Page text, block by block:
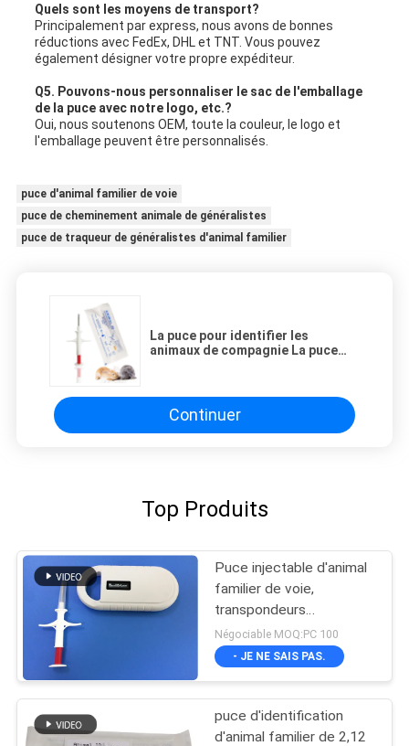
Quels sont les moyens de transport?
Principalement par express, nous avons de bonnes
réductions avec FedEx, DHL et TNT. Vous pouvez
également désigner votre propre expéditeur.
Q5. Pouvons-nous personnaliser le sac de l'emballage
de la puce avec notre logo, etc.?
Oui, nous soutenons OEM, toute la couleur, le logo et
l'emballage peuvent être personnalisés.
puce d'animal familier de voie
puce de cheminement animale de généralistes
puce de traqueur de généralistes d'animal familier
La puce pour identifier les
animaux de compagnie La puce
marché
Continuer
Top Produits
Puce injectable d'animal
familier de voie,
transpondeurs
injectables de
cheminement animaux
de puce
Négociable MOQ:PC 100
- JE NE SAIS PAS.
puce d'identification
d'animal familier de 2,12